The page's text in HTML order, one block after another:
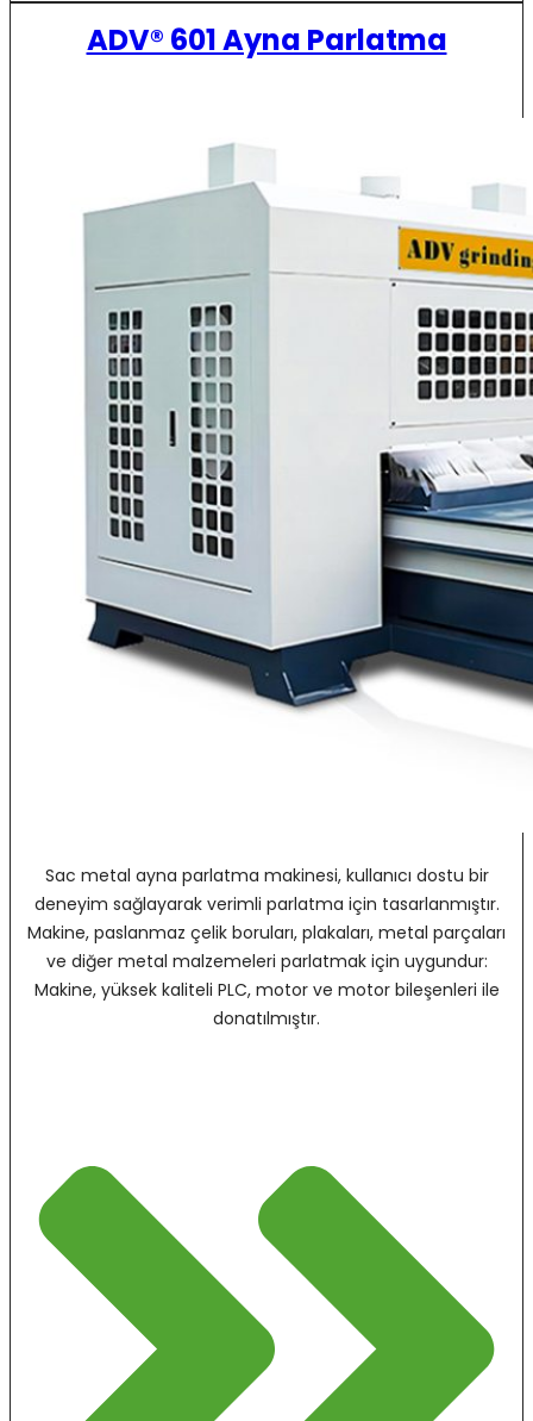
ADV® 601 Ayna Parlatma
Sac metal ayna parlatma makinesi, kullanıcı dostu bir
deneyim sağlayarak verimli parlatma için tasarlanmıştır.
Makine, paslanmaz çelik boruları, plakaları, metal parçaları
ve diğer metal malzemeleri parlatmak için uygundur:
Makine, yüksek kaliteli PLC, motor ve motor bileşenleri ile
donatılmıştır.